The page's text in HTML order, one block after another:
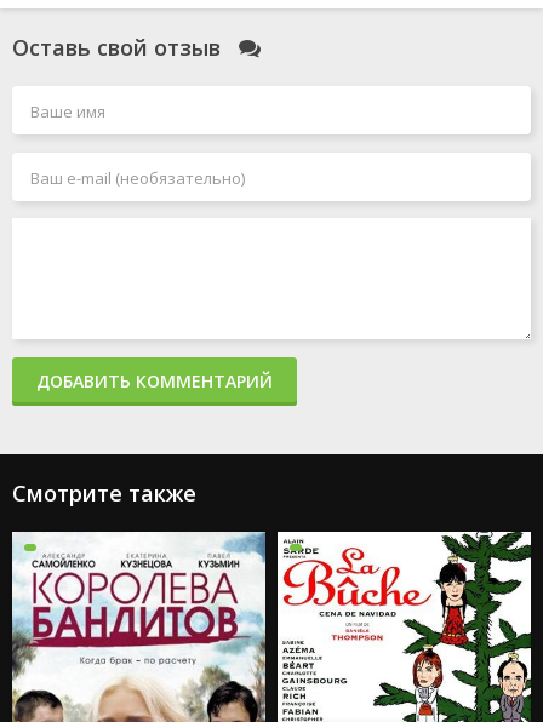
Оставь свой отзыв
ДОБАВИТЬ КОММЕНТАРИЙ
Смотрите также